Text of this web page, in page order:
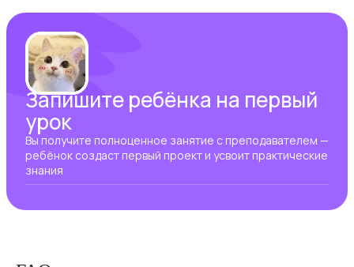
Запишите ребёнка на первый
урок
Вы получите полноценное занятие с преподавателем —
ребёнок создаст первый проект и усвоит практические
знания